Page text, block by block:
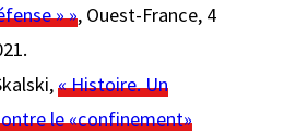
» », Ouest-France, 4
« Histoire. Un
le «confinement»